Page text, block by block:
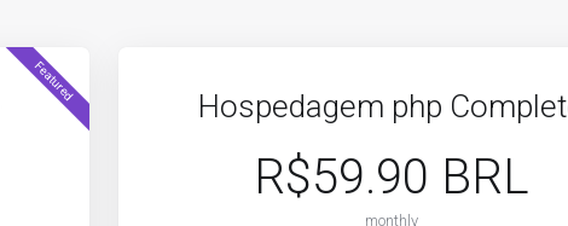
Featured
Hospedagem php
R$59.90 BRL
monthly